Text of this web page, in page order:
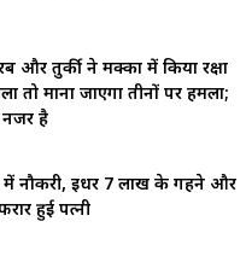
और तुर्की ने मक्का में किया रक्षा
तो माना जाएगा तीनों पर हमला;
नजर है
में नौकरी, इधर 7 लाख के गहने और
हुई पत्नी